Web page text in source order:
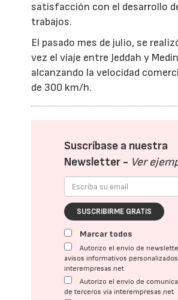
satisfacción con el desarrollo
trabajos.
El pasado mes de julio, se
vez el viaje entre Jeddah y
alcanzando la velocidad
de 300 km/h.
Suscríbase a nuestra
Newsletter - Ver
SUSCRIBIRME GRATIS
Marcar todos
Autorizo el envío de
avisos informativos
interempresas.net
Autorizo el envío de
de terceros vía interempresas.net